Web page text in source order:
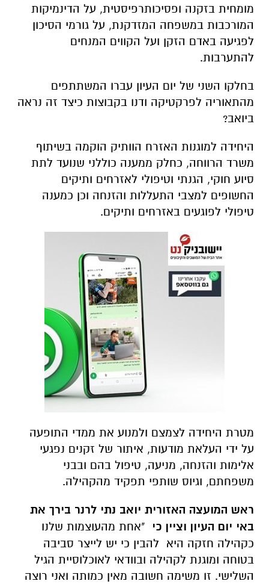
מומחית בזקנה ופסיכותרפיסטית, על הדינמיקות
המורכבות במשפחה המזדקנת, על גורמי הסיכון
לפגיעה באדם הזקן ועל הקווים המנחים
להתערבות.
בחלקו השני של יום העיון עברו המשתתפים
מהתאוריה לפרקטיקה ודנו בקבוצות כיצד זה נראה
ביואב?
היחידה למוגנות האזרח הוותיק הוקמה בשיתוף
משרד הרווחה, כחלק ממענה כוללני שנועד לתת
סיוע חוקי, הגנתי וטיפולי לאזרחים ותיקים
החשופים למצבי התעללות והזנחה וכן כמענה
טיפולי לפוגעים באזרחים ותיקים.
מטרת היחידה לצמצם ולמנוע את ממדי התופעה
על ידי העלאת מודעות, איתור של זקנים נפגעי
אלימות והזנחה, מניעה, טיפול בהם ובבני
משפחתם, וגיוס שותפי תפקיד מהקהילה.
ראש המועצה האזורית יואב נתי לרנר בירך את
באי יום העיון וציין כי "אחת מהעוצמות שלנו
כקהילה חזקה היא להבין כי יש לייצר סביבה
בטוחה ומוגנת לקהילה ובוודאי לאוכלוסיית הגיל
השלישי. זו משימה חשובה מאין כמותה ואני רוצה